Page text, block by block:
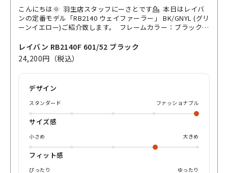
こんにちは🌞 羽生店スタッフにーさとです💁 本日はレイバ
ンの定番モデル「RB2140 ウェイファーラー」 BK/GNYL (グリ
ーンイエロー)ご紹介致します。 フレームカラー：ブラック
人がかなり着用されております。ウェイファーラー ゴツメな
デザインと程よい抜け感のあるレイバンのファッションアイ
コンの一つでもあります♪ 定番モデルではありますが、日本
時のお顔に合うようにノーズパット、お鼻が当たる部分のパ
ムでもあります。 こちらはいくつかレンズカラーも展開ござ
いますので、ぜひ太めなサングラスお探しの方、定番モデル
をお探しの方はパリミキオンライン購入、又はパリミキ店舗
までお越しくださいませ♪
レイバン RB2140F 601/52 ブラック
24,200円（税込）
デザイン
スタンダード ファッショナブル
サイズ感
小さめ 大きめ
フィット感
ぴったり ゆったり